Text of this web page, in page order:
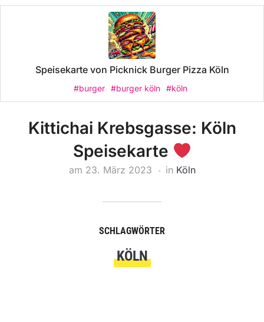
Speisekarte von Picknick Burger Pizza Köln
#burger #burger köln #köln
Kittichai Krebsgasse: Köln
Speisekarte
am 23. März 2023 in Köln
SCHLAGWÖRTER
KÖLN